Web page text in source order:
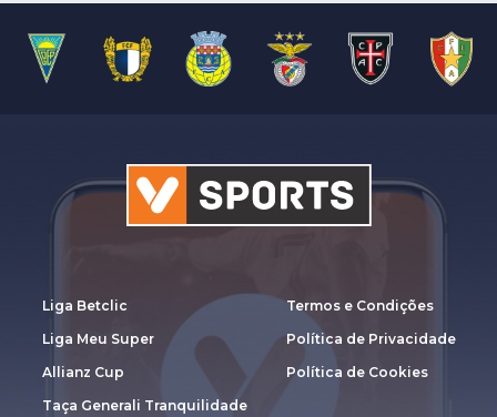
Liga Betclic
Liga Meu Super
Allianz Cup
Taça Generali Tranquilidade
Termos e Condições
Política de Privacidade
Política de Cookies